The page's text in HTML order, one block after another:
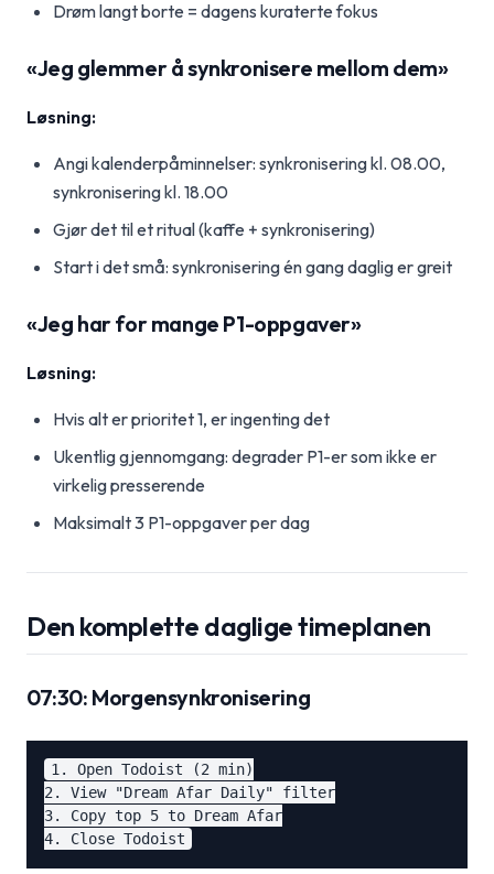
Drøm langt borte = dagens kuraterte fokus
«Jeg glemmer å synkronisere mellom dem»
Løsning:
Angi kalenderpåminnelser: synkronisering kl. 08.00,
synkronisering kl. 18.00
Gjør det til et ritual (kaffe + synkronisering)
Start i det små: synkronisering én gang daglig er greit
«Jeg har for mange P1-oppgaver»
Løsning:
Hvis alt er prioritet 1, er ingenting det
Ukentlig gjennomgang: degrader P1-er som ikke er
virkelig presserende
Maksimalt 3 P1-oppgaver per dag
Den komplette daglige timeplanen
07:30: Morgensynkronisering
1. Open Todoist (2 min)
2. View "Dream Afar Daily" filter
3. Copy top 5 to Dream Afar